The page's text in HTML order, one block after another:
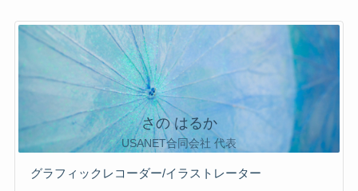
さの はるか
USANET合同会社 代表
グラフィックレコーダー/イラストレーター